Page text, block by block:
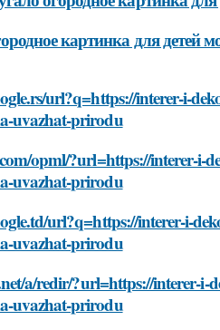
картинка для детей
url?q=https://interer-i-
uvazhat-prirodu
opml/?url=https://interer-i-
uvazhat-prirodu
url?q=https://interer-i-
uvazhat-prirodu
a/redir/?url=https://interer-i-
uvazhat-prirodu